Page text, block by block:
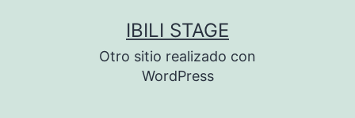
IBILI STAGE
Otro sitio realizado con
WordPress